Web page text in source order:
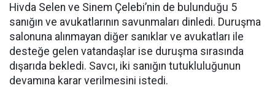
Hivda Selen ve Sinem Çelebi’nin de bulunduğu 5
sanığın ve avukatlarının savunmaları dinledi. Duruşma
salonuna alınmayan diğer sanıklar ve avukatları ile
desteğe gelen vatandaşlar ise duruşma sırasında
dışarıda bekledi. Savcı, iki sanığın tutukluluğunun
devamına karar verilmesini istedi.